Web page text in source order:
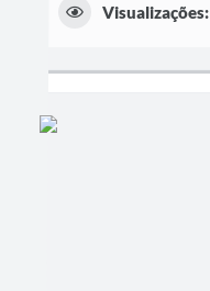
Visualizações: